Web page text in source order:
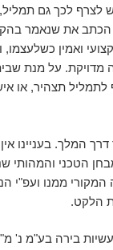
לצרף לכך גם
הכתב את שנאמר
ואמין
על מנת
תצהיר, או
המלך. בעניינו
הטכני והמהותי
ממנו ועפ"י
הלקט.
09 טמפו תעשיות בירה